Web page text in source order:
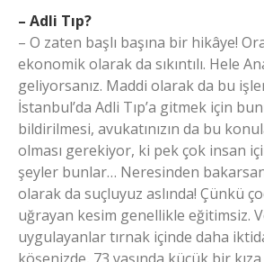
– Adli Tıp?
– O zaten başlı başına bir hikâye!
ekonomik olarak da sıkıntılı. Hele
geliyorsanız. Maddi olarak da bu
İstanbul’da Adli Tıp’a gitmek için
bildirilmesi, avukatınızın da bu
olması gerekiyor, ki pek çok insan
şeyler bunlar… Neresinden
olarak da suçluyuz aslında! Çünkü
uğrayan kesim genellikle eğitimsiz.
uygulayanlar tırnak içinde daha